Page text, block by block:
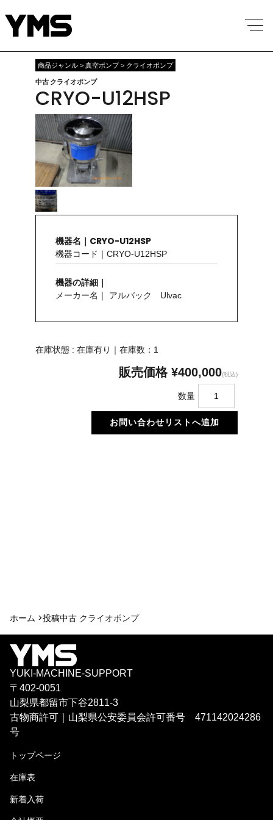
商品ジャンル > 真空ポンプ > クライオポンプ
中古 クライオポンプ
CRYO-U12HSP
機器名｜CRYO-U12HSP
機器コード｜CRYO-U12HSP
機器の詳細｜
メーカー名｜ アルバック Ulvac
在庫状態 : 在庫有り｜在庫数：1
販売価格 ¥400,000(税込)
数量
ホーム >投稿中古 クライオポンプ
YUKI-MACHINE-SUPPORT
〒402-0051
山梨県都留市下谷2811-3
古物商許可｜山梨県公安委員会許可番号 471142024286
号
トップページ
在庫表
新着入荷